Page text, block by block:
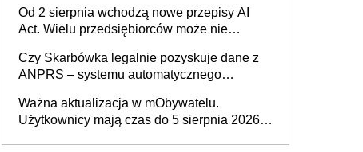
darowizna, ale podatku jednak nie będzie
Od 2 sierpnia wchodzą nowe przepisy AI
Act. Wielu przedsiębiorców może nie
Czy Skarbówka legalnie pozyskuje dane z
ANPRS – systemu automatycznego
pojazdów z kamer drogowych?
Ważna aktualizacja w mObywatelu.
Użytkownicy mają czas do 5 sierpnia 2026